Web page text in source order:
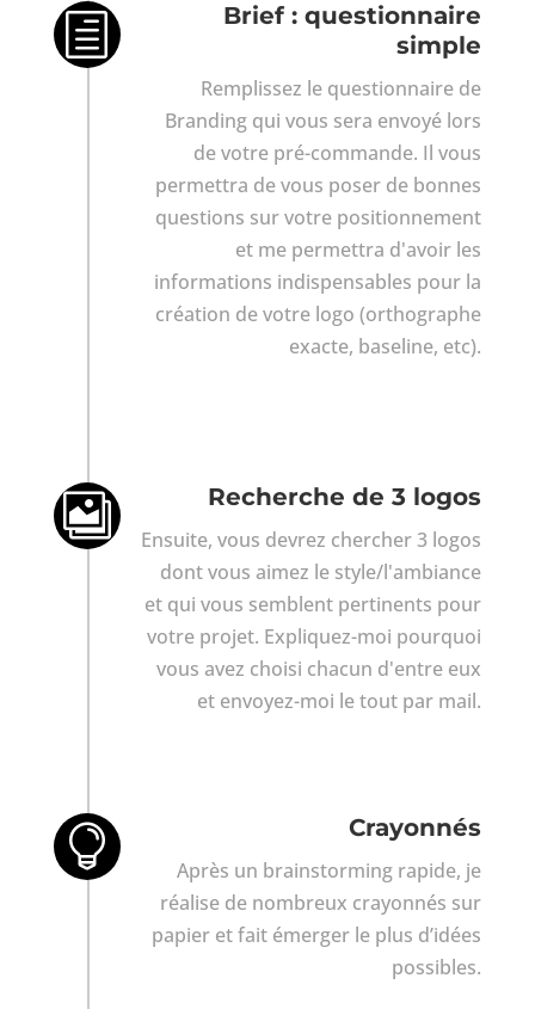
h
Brief : questionnaire
simple
Remplissez le questionnaire de
Branding qui vous sera envoyé lors
de votre pré-commande. Il vous
permettra de vous poser de bonnes
questions sur votre positionnement
et me permettra d'avoir les
informations indispensables pour la
création de votre logo (orthographe
exacte, baseline, etc).
 Recherche de 3 logos
Ensuite, vous devrez chercher 3 logos
dont vous aimez le style/l'ambiance
et qui vous semblent pertinents pour
votre projet. Expliquez-moi pourquoi
vous avez choisi chacun d'entre eux
et envoyez-moi le tout par mail.
 Crayonnés
Après un brainstorming rapide, je
réalise de nombreux crayonnés sur
papier et fait émerger le plus d’idées
possibles.